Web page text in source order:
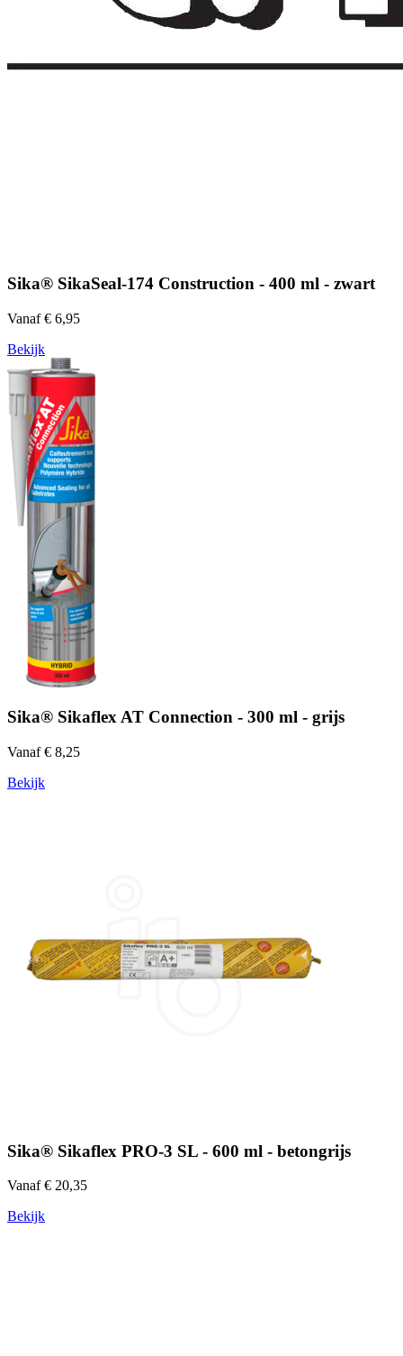
Sika® SikaSeal-174 Construction - 400 ml - zwart
Vanaf € 6,95
Bekijk
Sika® Sikaflex AT Connection - 300 ml - grijs
Vanaf € 8,25
Bekijk
Sika® Sikaflex PRO-3 SL - 600 ml - betongrijs
Vanaf € 20,35
Bekijk